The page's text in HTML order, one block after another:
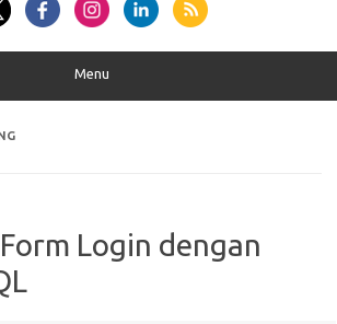
Menu
Login dengan